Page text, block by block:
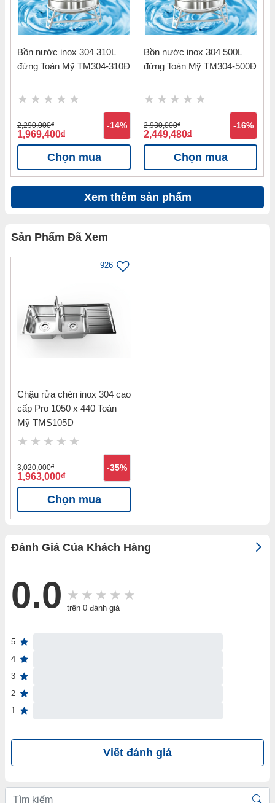
Bồn nước inox 304 310L
đứng Toàn Mỹ TM304-310Đ
2,290,000đ
1,969,400đ
-14%
Chọn mua
Bồn nước inox 304 500L
đứng Toàn Mỹ TM304-500Đ
2,930,000đ
2,449,480đ
-16%
Chọn mua
Xem thêm sản phẩm
Sản Phẩm Đã Xem
926
Chậu rửa chén inox 304 cao
cấp Pro 1050 x 440 Toàn
Mỹ TMS105D
3,020,000đ
1,963,000đ
-35%
Chọn mua
Đánh Giá Của Khách Hàng
0.0 trên 0 đánh giá
5
4
3
2
1
Viết đánh giá